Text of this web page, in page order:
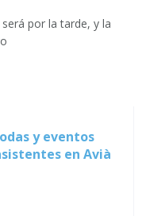
por la tarde, y la
y eventos
en Avià